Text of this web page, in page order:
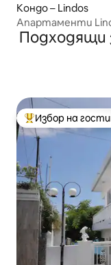
Кондо – Lindos
Апартаменти
Подходящи
Най-популярен
Избор на